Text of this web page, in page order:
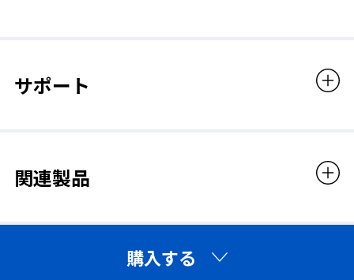
一般の人が通りがかった建設現場などで溶接作業を
見たり溶接現場で他の作業をしていた人が、側方か
遮光めがねを装着することはとても重要です。
見学者や現場通過者も、うすい色の遮光レンズ(※)を
サポート
関連製品
購入する